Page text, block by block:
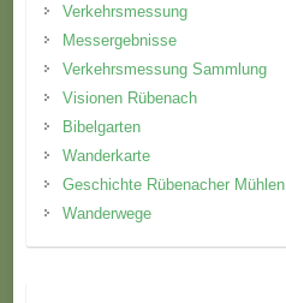
Verkehrsmessung
Messergebnisse
Verkehrsmessung Sammlung
Visionen Rübenach
Bibelgarten
Wanderkarte
Geschichte Rübenacher Mühlen
Wanderwege